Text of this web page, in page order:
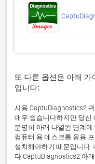
또 다른 옵션은 아래 가
입니다:
사용 CaptuDiagnostics2
매우 쉽습니다하지만 당신
분명히 아래 나열된 단계
컴퓨터 용 데스크톱 응용
설치해야하기 때문입니다.
다 CaptuDiagnostics2 아